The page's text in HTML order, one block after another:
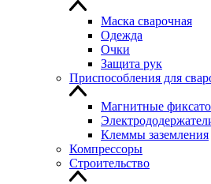
Маска сварочная
Одежда
Очки
Защита рук
Приспособления для
Магнитные
Клеммы заземления
Компрессоры
Строительство